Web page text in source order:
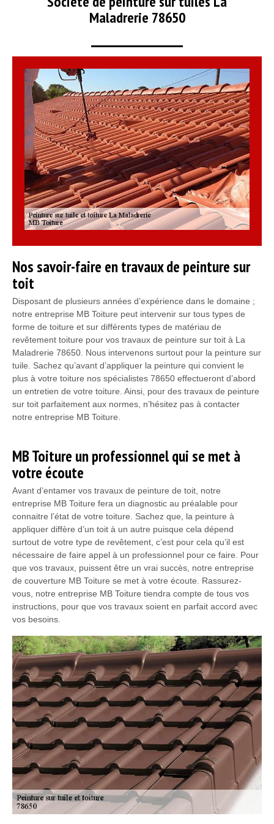
Maladrerie 78650
Nos savoir-faire en travaux de peinture sur
toit
Disposant de plusieurs années d’expérience dans le domaine ;
notre entreprise MB Toiture peut intervenir sur tous types de
forme de toiture et sur différents types de matériau de
revêtement toiture pour vos travaux de peinture sur toit à La
Maladrerie 78650. Nous intervenons surtout pour la peinture sur
tuile. Sachez qu’avant d’appliquer la peinture qui convient le
plus à votre toiture nos spécialistes 78650 effectueront d’abord
un entretien de votre toiture. Ainsi, pour des travaux de peinture
sur toit parfaitement aux normes, n’hésitez pas à contacter
notre entreprise MB Toiture.
MB Toiture un professionnel qui se met à
votre écoute
Avant d’entamer vos travaux de peinture de toit, notre
entreprise MB Toiture fera un diagnostic au préalable pour
connaitre l’état de votre toiture. Sachez que, la peinture à
appliquer diffère d’un toit à un autre puisque cela dépend
surtout de votre type de revêtement, c’est pour cela qu’il est
nécessaire de faire appel à un professionnel pour ce faire. Pour
que vos travaux, puissent être un vrai succès, notre entreprise
de couverture MB Toiture se met à votre écoute. Rassurez-
vous, notre entreprise MB Toiture tiendra compte de tous vos
instructions, pour que vos travaux soient en parfait accord avec
vos besoins.